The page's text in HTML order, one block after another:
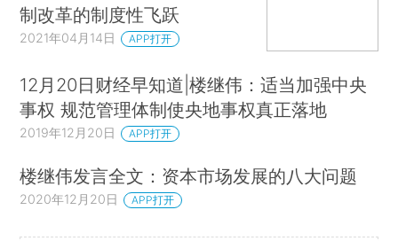
制改革的制度性飞跃
2021年04月14日 APP打开
12月20日财经早知道|楼继伟：适当加强中央
事权 规范管理体制使央地事权真正落地
2019年12月20日 APP打开
楼继伟发言全文：资本市场发展的八大问题
2020年12月20日 APP打开